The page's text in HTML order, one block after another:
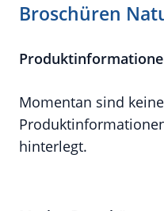
Broschüren
Momentan sind
hinterlegt.